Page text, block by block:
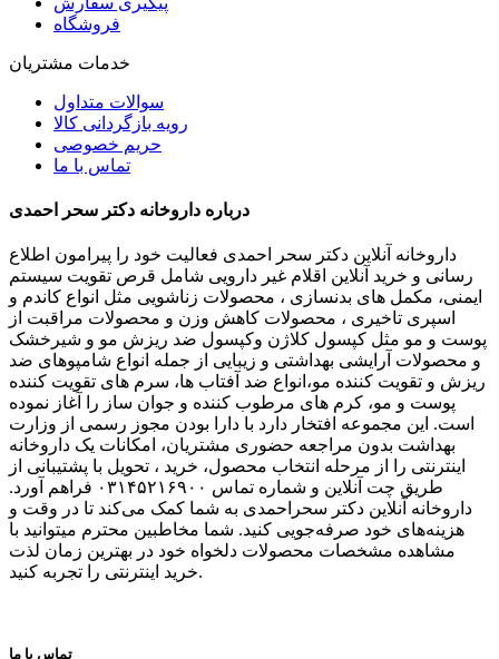
فروشگاه
خدمات مشتریان
سوالات متداول
رویه بازگردانی کالا
حریم خصوصی
تماس با ما
درباره داروخانه دکتر سحر احمدی
داروخانه آنلاین دکتر سحر احمدی فعالیت خود را پیرامون اطلاع
رسانی و خرید آنلاین اقلام غیر دارویی شامل قرص تقویت سیستم
ایمنی، مکمل های بدنسازی ، محصولات زناشویی مثل انواع کاندم و
اسپری تاخیری ، محصولات کاهش وزن و محصولات مراقبت از
پوست و مو مثل کپسول کلاژن وکپسول ضد ریزش مو و شیرخشک
و محصولات آرایشی بهداشتی و زیبایی از جمله انواع شامپوهای ضد
ریزش و تقویت کننده مو،انواع ضد آفتاب ها، سرم های تقویت کننده
پوست و مو، کرم های مرطوب کننده و جوان ساز را آغاز نموده
است. این مجموعه افتخار دارد با دارا بودن مجوز رسمی از وزارت
بهداشت بدون مراجعه حضوری مشتریان، امکانات یک داروخانه
اینترنتی را از مرحله انتخاب محصول، خرید ، تحویل با پشتیبانی از
طریق چت آنلاین و شماره تماس ۰۳۱۴۵۲۱۶۹۰۰ فراهم آورد.
داروخانه آنلاین دکتر سحراحمدی به شما کمک می‌کند تا در وقت و
هزینه‌های خود صرفه‌جویی کنید. شما مخاطبین محترم میتوانید با
مشاهده مشخصات محصولات دلخواه خود در بهترین زمان لذت
خرید اینترنتی را تجربه کنید.
تماس با ما